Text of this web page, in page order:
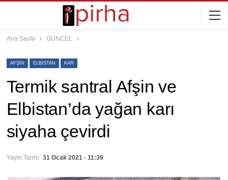
Ana Sayfa GÜNCEL
AFŞIN ELBISTAN KAR
Termik santral Afşin ve
Elbistan’da yağan karı
siyaha çevirdi
Yayın Tarihi: 31 Ocak 2021 - 11:39